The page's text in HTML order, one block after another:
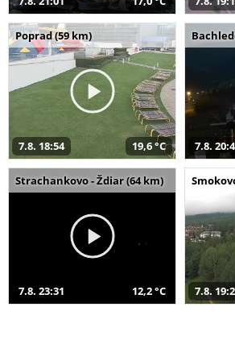
Poprad (59 km)
7.8. 18:54 19,6 °C 7.8.
Strachankovo - Ždiar (64 km)
7.8. 23:31 12,2 °C 7.8.